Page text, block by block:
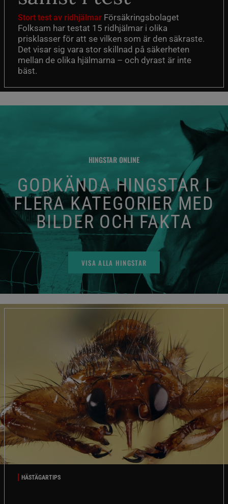
Stort test av ridhjälmar Försäkringsbolaget
Folksam har testat 15 ridhjälmar i olika
prisklasser för att se vilken som är den säkraste.
Det visar sig vara stor skillnad på säkerheten
mellan de olika hjälmarna – och dyrast är inte
bäst.
HINGSTAR ONLINE
GODKÄNDA HINGSTAR I
FLERA KATEGORIER MED
BILDER OCH FAKTA
VISA ALLA HINGSTAR
HÄSTÄGARTIPS